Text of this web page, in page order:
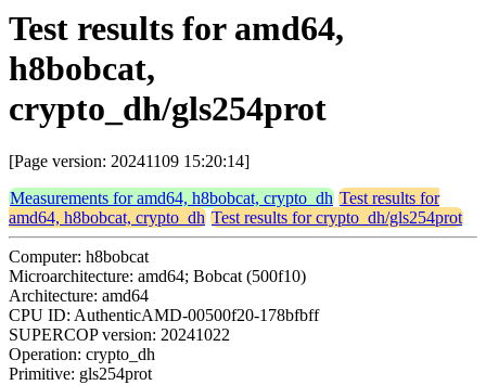
Test results for amd64,
h8bobcat,
crypto_dh/gls254prot
[Page version: 20241109 15:20:14]
Measurements for amd64, h8bobcat, crypto_dh Test results for
amd64, h8bobcat, crypto_dh Test results for crypto_dh/gls254prot
Computer: h8bobcat
Microarchitecture: amd64; Bobcat (500f10)
Architecture: amd64
CPU ID: AuthenticAMD-00500f20-178bfbff
SUPERCOP version: 20241022
Operation: crypto_dh
Primitive: gls254prot